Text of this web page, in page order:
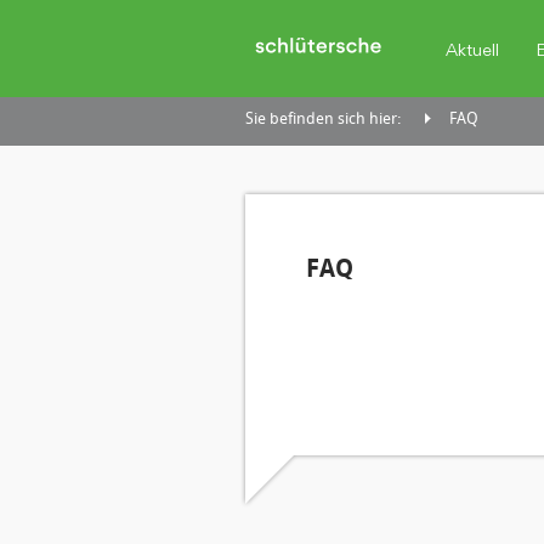
Aktuell
Sie befinden sich hier: FAQ
FAQ